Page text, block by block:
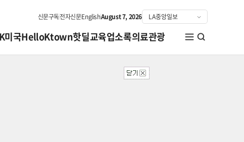
신문구독전자신문EnglishAugust 7, 2026
미국HelloKtown핫딜교육업소록의료관광